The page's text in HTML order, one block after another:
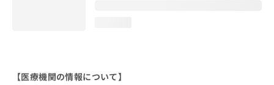
【医療機関の情報について】